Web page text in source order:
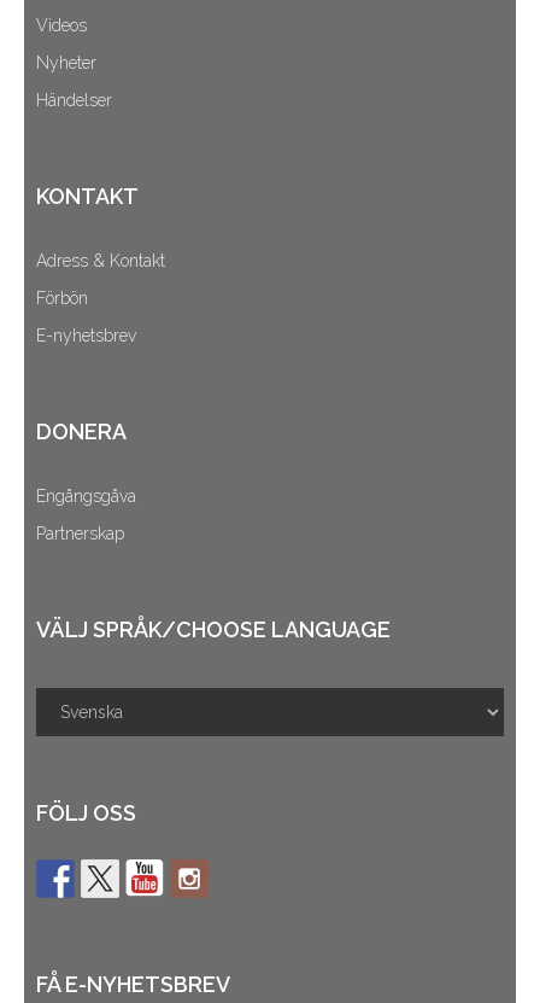
Videos
Nyheter
Händelser
KONTAKT
Adress & Kontakt
Förbön
E-nyhetsbrev
DONERA
Engångsgåva
Partnerskap
VÄLJ SPRÅK/CHOOSE LANGUAGE
FÖLJ OSS
FÅ E-NYHETSBREV